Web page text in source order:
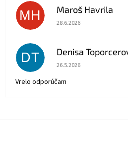
MH Maroš Havrila
Hodnotenie obchodu je
28.6.2026
DT Denisa
Hodnotenie obchodu je
26.5.2026
Vrelo odporúčam